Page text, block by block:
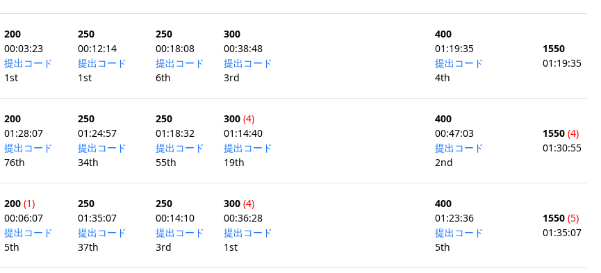
200
00:03:23
提出コード
1st
250
00:12:14
提出コード
1st
250
00:18:08
提出コード
6th
300
00:38:48
提出コード
3rd
400
01:19:35
提出コード
4th
1550
01:19:35
200
01:28:07
提出コード
76th
250
01:24:57
提出コード
34th
250
01:18:32
提出コード
55th
300 (4)
01:14:40
提出コード
19th
400
00:47:03
提出コード
2nd
1550 (4)
01:30:55
200 (1)
00:06:07
提出コード
5th
250
01:35:07
提出コード
37th
250
00:14:10
提出コード
3rd
300 (4)
00:36:28
提出コード
1st
400
01:23:36
提出コード
5th
1550 (5)
01:35:07